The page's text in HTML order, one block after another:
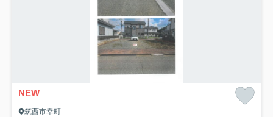
NEW
筑西市幸町